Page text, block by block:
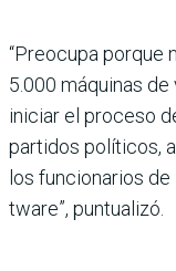
“Preocupa
5.000 máquinas
ini­ciar el proceso
partidos políticos,
los funcionarios
tware”, puntualizó.